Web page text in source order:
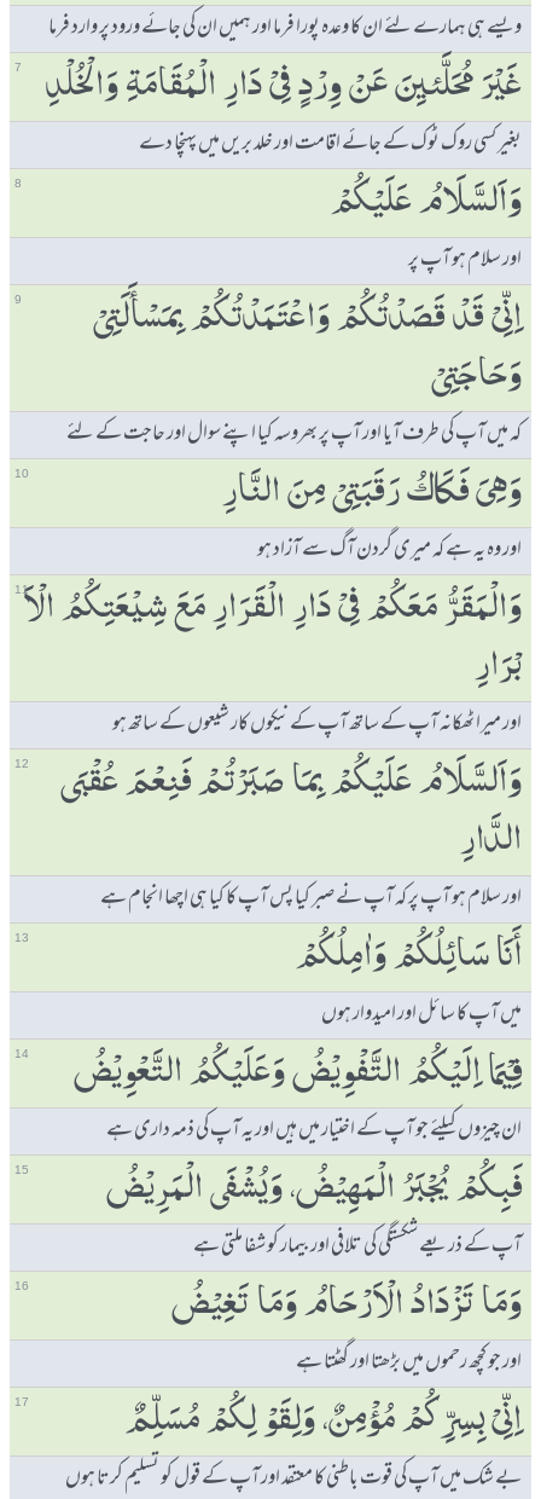
ویسے ہی ہمارے لئے ان کا وعدہ پورا فرما اور ہمیں ان کی جائے ورود پر وارد فرما
غَیْرَ مُحَلَّئیِنَ عَنْ وِرْدٍ فِیْ دَارِ الْمُقَامَۃِ وَالْخُلْدِ 7
بغیر کسی روک ٹوک کے جائے اقامت اور خلد بریں میں پہنچا دے
وَاَلسَّلَامُ عَلَیْكُمْ 8
اور سلام ہو آپ پر
اِنِّیْ قَدْ قَصَدْتُكُمْ وَاعْتَمَدْتُكُمْ بِمَسْٲَلَتِیْ
وَحَاجَتِیْ
9
کہ میں آپ کی طرف آیا اور آپ پر بھروسہ کیا اپنے سوال اور حاجت کے لئے
وَھِیَ فَكَاكُ رَقَبَتِیْ مِنَ النَّارِ 10
اور وہ یہ ہے کہ میری گردن آگ سے آزاد ہو
وَالْمَقَرُّ مَعَكُمْ فِیْ دَارِ الْقَرَارِ مَعَ شِیْعَتِكُمُ الْاَ
بْرَارِ
11
اور میرا ٹھکانہ آپ کے ساتھ آپ کے نیکوں کار شیعوں کے ساتھ ہو
وَاَلسَّلَامُ عَلَیْكُمْ بِمَا صَبَرْتُمْ فَنِعْمَ عُقْبَی
الدَّارِ
12
اور سلام ہو آپ پر کہ آپ نے صبر کیا پس آپ کا کیا ہی اچھا انجام ہے
ٲَنَا سَائِلُكُمْ وَاٰمِلُكُمْ 13
میں آپ کا سائل اور امیدوار ہوں
فِیْمَا اِلَیْكُمُ التَّفْوِیْضُ وَعَلَیْكُمُ التَّعْوِیْضُ 14
ان چیزوں کیلئے جو آپ کے اختیار میں ہیں اور یہ آپ کی ذمہ داری ہے
فَبِكُمْ یُجْبَرُ الْمَھِیْضُ، وَیُشْفَی الْمَرِیْضُ 15
آپ کے ذریعے شکستگی کی تلافی اور بیمار کو شفا ملتی ہے
وَمَا تَزْدَادُ الْاَرْحَامُ وَمَا تَغِیْضُ 16
اور جو کچھ رحموں میں بڑھتا اور گھٹتا ہے
اِنِّیْ بِسِرِّكُمْ مُؤْمِنٌ، وَلِقَوْ لِكُمْ مُسَلِّمٌ 17
بے شک میں آپ کی قوت باطنی کا معتقد اور آپ کے قول کو تسلیم کرتا ہوں